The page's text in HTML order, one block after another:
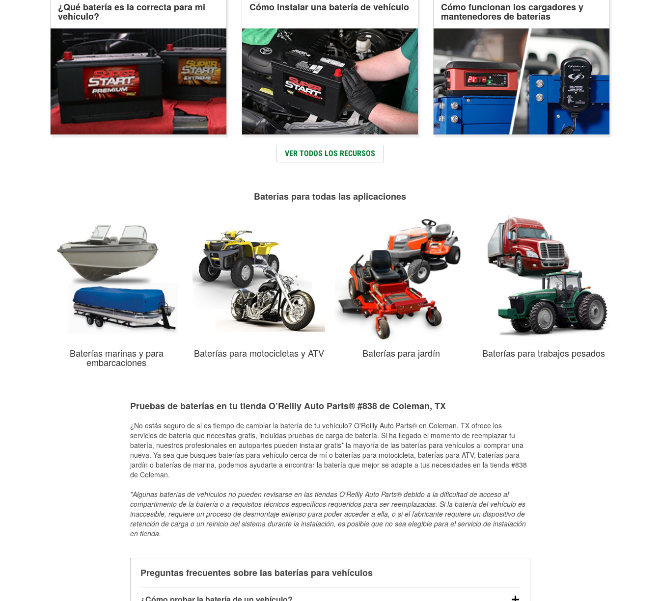
¿Qué batería es la correcta para mi
vehículo?
Cómo instalar una batería de vehículo Cómo funcionan los cargadores y
mantenedores de baterías
VER TODOS LOS RECURSOS
Baterías para todas las aplicaciones
Baterías marinas y para
embarcaciones
Baterías para motocicletas y ATV Baterías para jardín Baterías para trabajos pesados
Pruebas de baterías en tu tienda O’Reilly Auto Parts® #838 de Coleman, TX
¿No estás seguro de si es tiempo de cambiar la batería de tu vehículo? O'Reilly Auto Parts® en Coleman, TX ofrece los
servicios de batería que necesitas gratis, incluidas pruebas de carga de batería. Si ha llegado el momento de reemplazar tu
batería, nuestros profesionales en autopartes pueden instalar gratis* la mayoría de las baterías para vehículos al comprar una
nueva. Ya sea que busques baterías para vehículo cerca de mí o baterías para motocicleta, baterías para ATV, baterías para
jardín o baterías de marina, podemos ayudarte a encontrar la batería que mejor se adapte a tus necesidades en la tienda #838
de Coleman.
*Algunas baterías de vehículos no pueden revisarse en las tiendas O'Reilly Auto Parts® debido a la dificultad de acceso al
compartimento de la batería o a requisitos técnicos específicos requeridos para ser reemplazadas. Si la batería del vehículo es
inaccesible, requiere un proceso de desmontaje extenso para poder acceder a ella, o si el fabricante requiere un dispositivo de
retención de carga o un reinicio del sistema durante la instalación, es posible que no sea elegible para el servicio de instalación
en tienda.
Preguntas frecuentes sobre las baterías para vehículos